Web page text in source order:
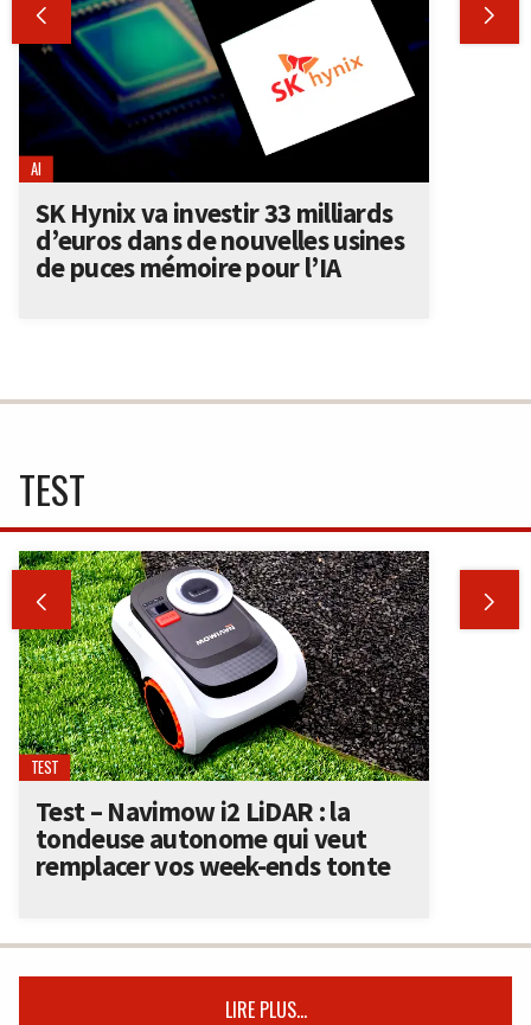
 
AI
SK Hynix va investir 33 milliards
d’euros dans de nouvelles usines
de puces mémoire pour l’IA
TEST
 
TEST
Test – Navimow i2 LiDAR : la
tondeuse autonome qui veut
remplacer vos week-ends tonte
LIRE PLUS...